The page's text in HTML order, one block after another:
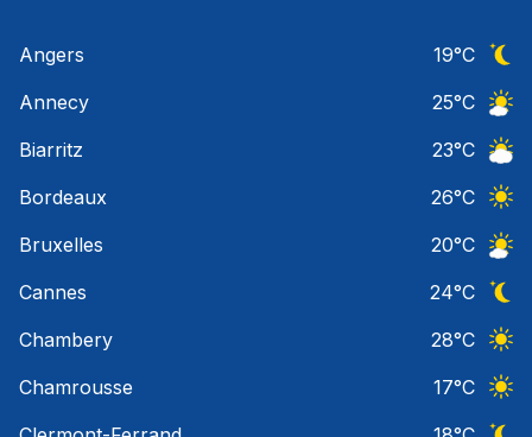
Angers 19°C
Annecy
25°C
Biarritz
23°C
Bordeaux
26°C
Bruxelles
20°C
Cannes
24°C
Chambery
28°C
Chamrousse
17°C